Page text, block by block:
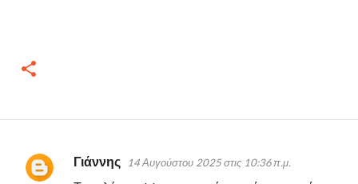
Σ
Γιάννης 14 Αυγούστου 2025 στις 10:36 π.μ.